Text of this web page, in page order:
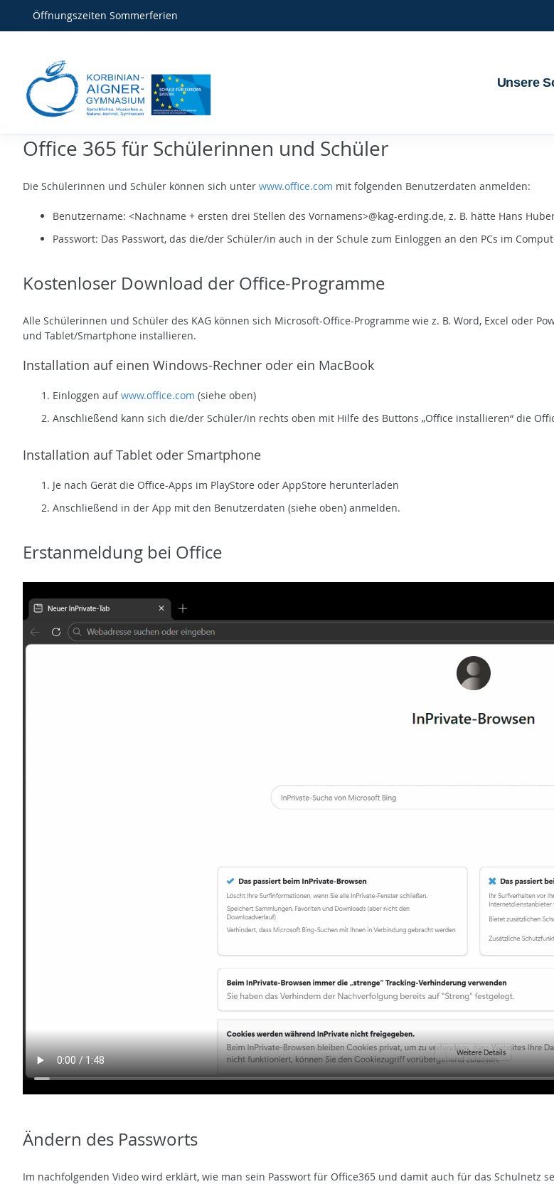
Öffnungszeiten Sommerferien
Unsere
Office 365 für Schülerinnen und Schüler
Die Schülerinnen und Schüler können sich unter www.office.com mit folgenden Benutzerdaten anmelden:
Benutzername: <Nachname + ersten drei Stellen des Vornamens>@kag-erding.de, z. B. hätte Hans
Passwort: Das Passwort, das die/der Schüler/in auch in der Schule zum Einloggen an den PCs im
Kostenloser Download der Office-Programme
Alle Schülerinnen und Schüler des KAG können sich Microsoft-Office-Programme wie z. B. Word, Excel oder
und Tablet/Smartphone installieren.
Installation auf einen Windows-Rechner oder ein MacBook
Einloggen aufwww.office.com (siehe oben)
Anschließend kann sich die/der Schüler/in rechts oben mit Hilfe des Buttons „Office installieren“ die
Installation auf Tablet oder Smartphone
Je nach Gerät die Office-Apps im PlayStore oder AppStore herunterladen
Anschließend in der App mit den Benutzerdaten (siehe oben) anmelden.
Erstanmeldung bei Office
Ändern des Passworts
Im nachfolgenden Video wird erklärt, wie man sein Passwort für Office365 und damit auch für das Schulnetz